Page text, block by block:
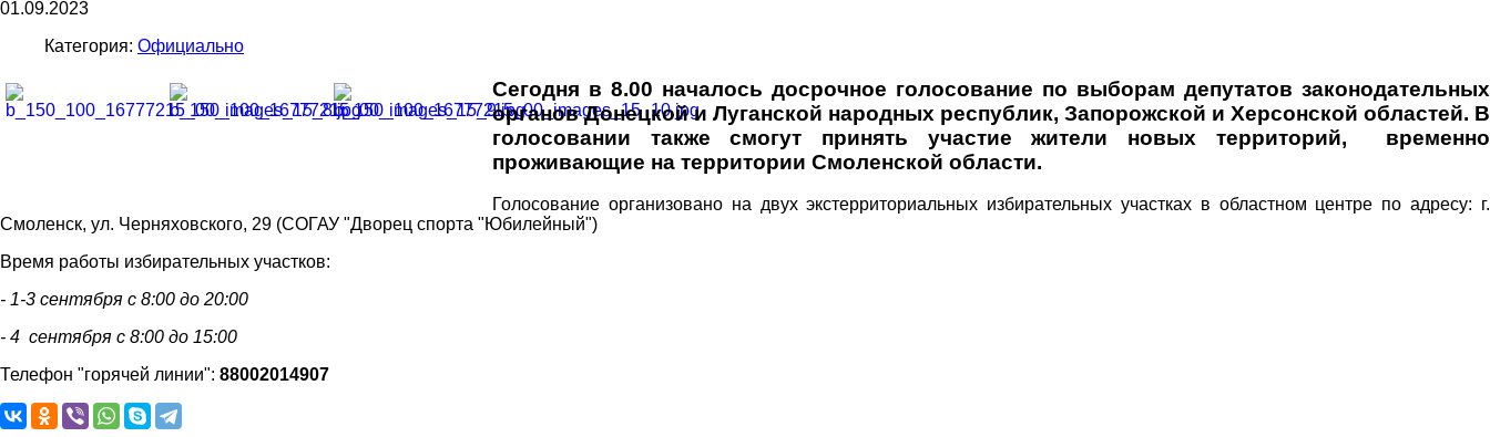
01.09.2023
Категория: Официально
Сегодня в 8.00 началось досрочное голосование по выборам депутатов законодательных
органов Донецкой и Луганской народных республик, Запорожской и Херсонской областей. В
голосовании также смогут принять участие жители новых территорий, временно
проживающие на территории Смоленской области.
Голосование организовано на двух экстерриториальных избирательных участках в областном центре по адресу: г.
Смоленск, ул. Черняховского, 29 (СОГАУ "Дворец спорта "Юбилейный")
Время работы избирательных участков:
- 1-3 сентября с 8:00 до 20:00
- 4 сентября с 8:00 до 15:00
Телефон "горячей линии": 88002014907